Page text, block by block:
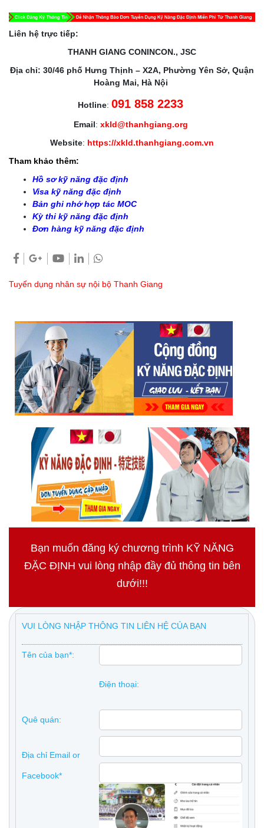
Liên hệ trực tiếp:
THANH GIANG CONINCON., JSC
Địa chỉ: 30/46 phố Hưng Thịnh – X2A, Phường Yên Sở, Quận
Hoàng Mai, Hà Nội
Hotline: 091 858 2233
Email: xkld@thanhgiang.org
Website: https://xkld.thanhgiang.com.vn
Tham khảo thêm:
Hồ sơ kỹ năng đặc định
Visa kỹ năng đặc định
Bản ghi nhớ hợp tác MOC
Kỳ thi kỹ năng đặc định
Đơn hàng kỹ năng đặc định
Tuyển dụng nhân sự nội bộ Thanh Giang
Bạn muốn đăng ký chương trình KỸ NĂNG
ĐẶC ĐỊNH vui lòng nhập đầy đủ thông tin bên
dưới!!!
VUI LÒNG NHẬP THÔNG TIN LIÊN HỆ CỦA BẠN
Tên của bạn*:
Điện thoại:
Quê quán:
Địa chỉ Email or
Facebook*